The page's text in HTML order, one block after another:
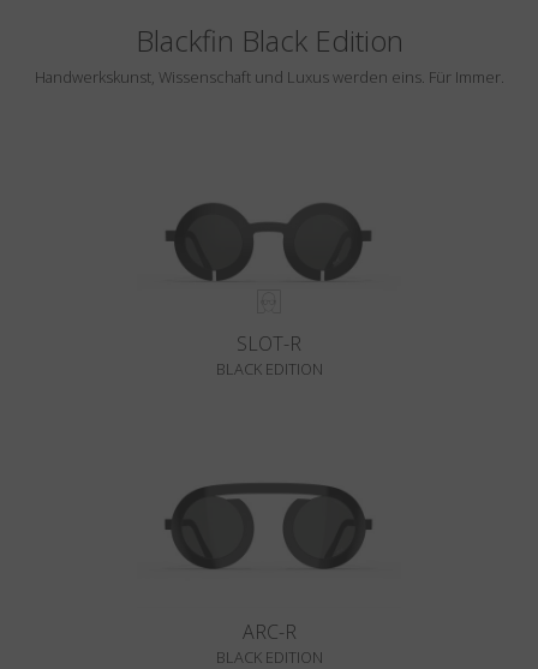
Blackfin Black Edition
Handwerkskunst, Wissenschaft und Luxus werden eins. Für Immer.
SLOT-R
BLACK EDITION
ARC-R
BLACK EDITION